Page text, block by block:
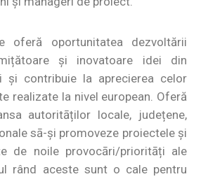
oferă oportunitatea dezvoltării
și inovatoare idei din
și contribuie la aprecierea celor
realizate la nivel european. Oferă
autoritāților locale, județene,
sā-şi promoveze proiectele şi
de noile provocāri/prioritāți ale
rând aceste sunt o cale pentru